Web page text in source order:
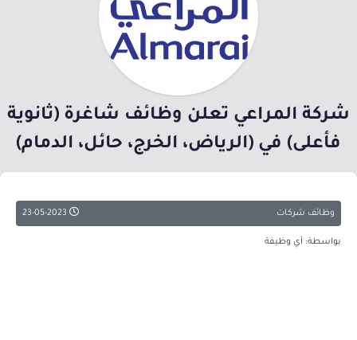
شركة المراعي تعلن وظائف شاغرة (ثانوية
فأعلى) في (الرياض، الخرج، حائل، الدمام)
وظائف شركات
بواسطة: أي وظيفة